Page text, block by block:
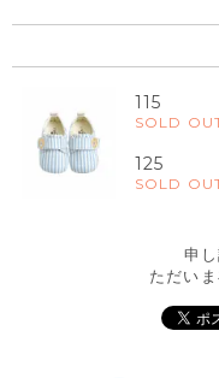
115
SOLD
125
SOLD
申
ただい